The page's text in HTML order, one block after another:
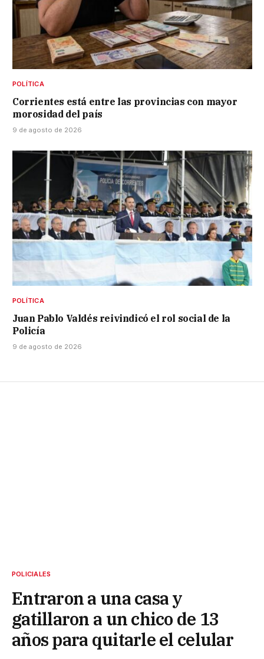
POLÍTICA
Corrientes está entre las provincias con mayor
morosidad del país
9 de agosto de 2026
POLÍTICA
Juan Pablo Valdés reivindicó el rol social de la
Policía
9 de agosto de 2026
POLICIALES
Entraron a una casa y
gatillaron a un chico de 13
años para quitarle el celular